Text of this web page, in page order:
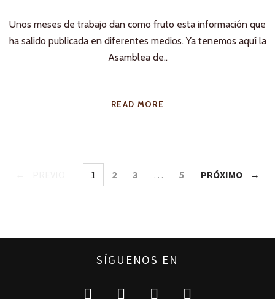
Unos meses de trabajo dan como fruto esta información que
ha salido publicada en diferentes medios. Ya tenemos aquí la
Asamblea de..
READ MORE
1 2 3 … 5 PRÓXIMO
SÍGUENOS EN